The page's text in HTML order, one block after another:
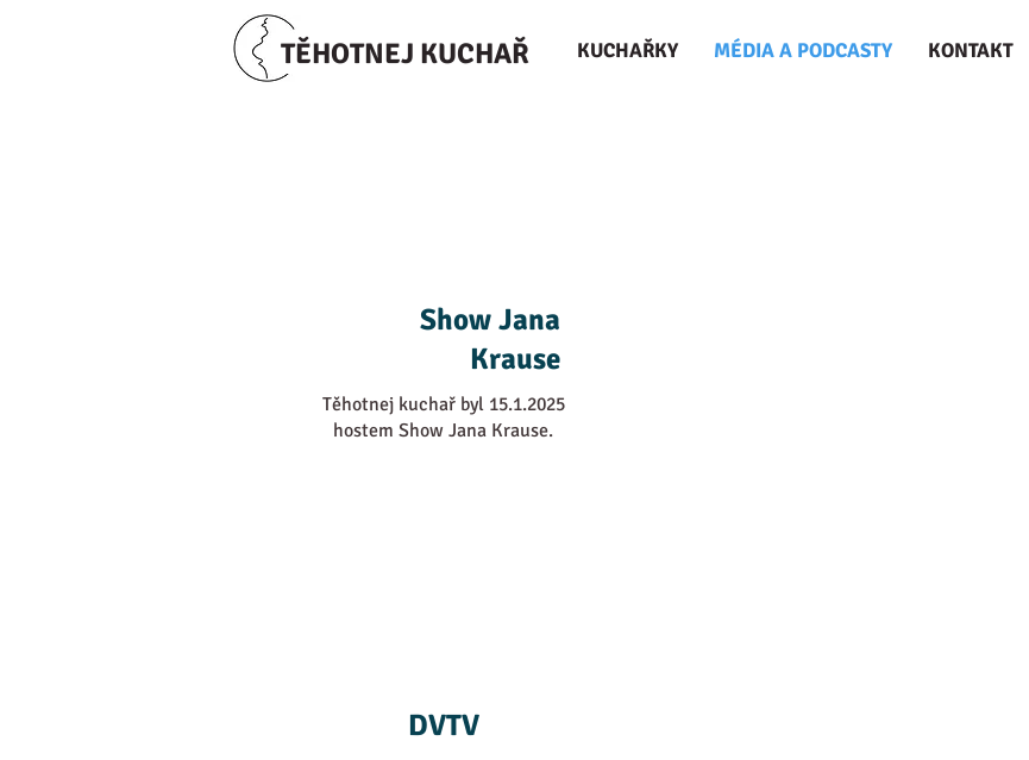
TĚHOTNEJ KUCHAŘ KUCHAŘKY MÉDIA A PODCASTY KONTAKT
Show Jana
Krause
Těhotnej kuchař byl 15.1.2025
hostem Show Jana Krause.
DVTV